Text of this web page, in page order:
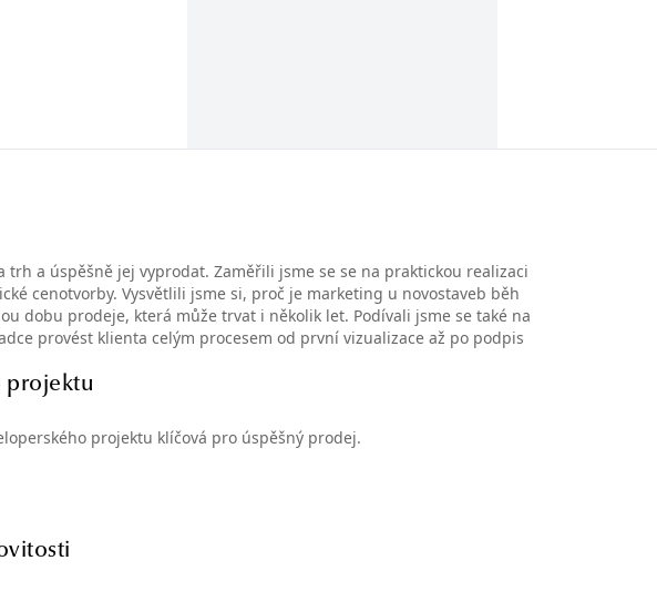
a úspěšně jej vyprodat. Zaměřili jsme se se na praktickou realizaci
cenotvorby. Vysvětlili jsme si, proč je marketing u novostaveb běh
dobu prodeje, která může trvat i několik let. Podívali jsme se také na
provést klienta celým procesem od první vizualizace až po podpis
projektu
projektu klíčová pro úspěšný prodej.